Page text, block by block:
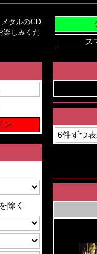
タルのCD
楽しみくだ
を除く